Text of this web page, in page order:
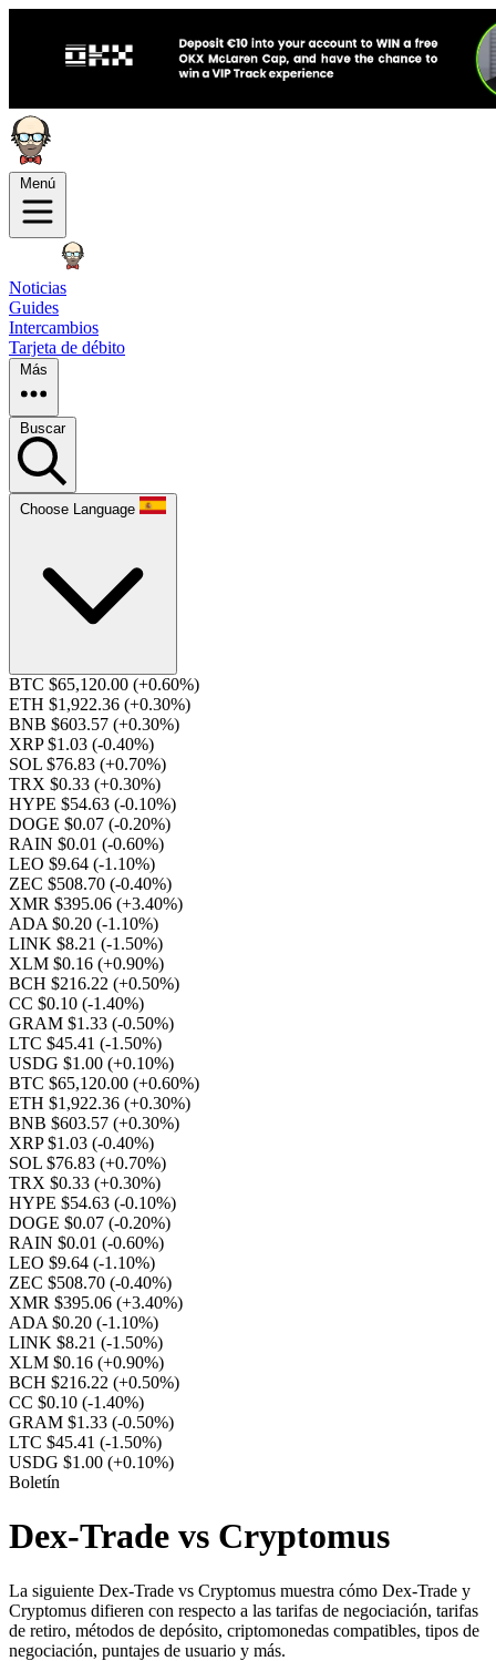
Menú
Noticias
Guides
Intercambios
Tarjeta de débito
Más
Buscar
Choose Language
BTC $65,120.00 (+0.60%)
ETH $1,922.36 (+0.30%)
BNB $603.57 (+0.30%)
XRP $1.03 (-0.40%)
SOL $76.83 (+0.70%)
TRX $0.33 (+0.30%)
HYPE $54.63 (-0.10%)
DOGE $0.07 (-0.20%)
RAIN $0.01 (-0.60%)
LEO $9.64 (-1.10%)
ZEC $508.70 (-0.40%)
XMR $395.06 (+3.40%)
ADA $0.20 (-1.10%)
LINK $8.21 (-1.50%)
XLM $0.16 (+0.90%)
BCH $216.22 (+0.50%)
CC $0.10 (-1.40%)
GRAM $1.33 (-0.50%)
LTC $45.41 (-1.50%)
USDG $1.00 (+0.10%)
BTC $65,120.00 (+0.60%)
ETH $1,922.36 (+0.30%)
BNB $603.57 (+0.30%)
XRP $1.03 (-0.40%)
SOL $76.83 (+0.70%)
TRX $0.33 (+0.30%)
HYPE $54.63 (-0.10%)
DOGE $0.07 (-0.20%)
RAIN $0.01 (-0.60%)
LEO $9.64 (-1.10%)
ZEC $508.70 (-0.40%)
XMR $395.06 (+3.40%)
ADA $0.20 (-1.10%)
LINK $8.21 (-1.50%)
XLM $0.16 (+0.90%)
BCH $216.22 (+0.50%)
CC $0.10 (-1.40%)
GRAM $1.33 (-0.50%)
LTC $45.41 (-1.50%)
USDG $1.00 (+0.10%)
Boletín
Dex-Trade vs Cryptomus
La siguiente Dex-Trade vs Cryptomus muestra cómo Dex-Trade y
Cryptomus difieren con respecto a las tarifas de negociación, tarifas
de retiro, métodos de depósito, criptomonedas compatibles, tipos de
negociación, puntajes de usuario y más.